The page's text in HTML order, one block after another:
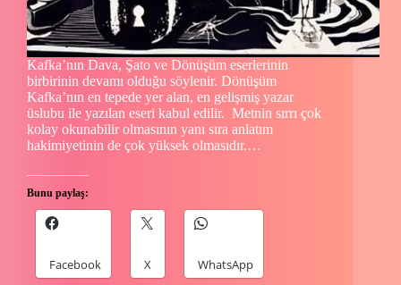
Kafka’nın Dava, Şato ve Dönüşüm eserlerinin
birbirinin devamı olduğu söylenir. Dönüşüm
Kafka’nın en tepede yer alan, en gelişmiş yazar
üslubu ile yazılan eseri kabul edilir. Metnin sırrı çok
kolay okunabilir olmasının yanı sıra anlatım
hakimiyetinin de çok yüksek olmasıdır.…
Bunu paylaş:
Facebook X WhatsApp